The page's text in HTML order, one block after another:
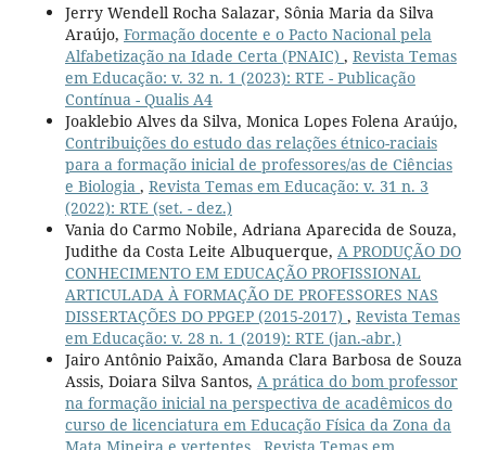
Jerry Wendell Rocha Salazar, Sônia Maria da Silva
Araújo, Formação docente e o Pacto Nacional pela
Alfabetização na Idade Certa (PNAIC) , Revista Temas
em Educação: v. 32 n. 1 (2023): RTE - Publicação
Contínua - Qualis A4
Joaklebio Alves da Silva, Monica Lopes Folena Araújo,
Contribuições do estudo das relações étnico-raciais
para a formação inicial de professores/as de Ciências
e Biologia , Revista Temas em Educação: v. 31 n. 3
(2022): RTE (set. - dez.)
Vania do Carmo Nobile, Adriana Aparecida de Souza,
Judithe da Costa Leite Albuquerque, A PRODUÇÃO DO
CONHECIMENTO EM EDUCAÇÃO PROFISSIONAL
ARTICULADA À FORMAÇÃO DE PROFESSORES NAS
DISSERTAÇÕES DO PPGEP (2015-2017) , Revista Temas
em Educação: v. 28 n. 1 (2019): RTE (jan.-abr.)
Jairo Antônio Paixão, Amanda Clara Barbosa de Souza
Assis, Doiara Silva Santos, A prática do bom professor
na formação inicial na perspectiva de acadêmicos do
curso de licenciatura em Educação Física da Zona da